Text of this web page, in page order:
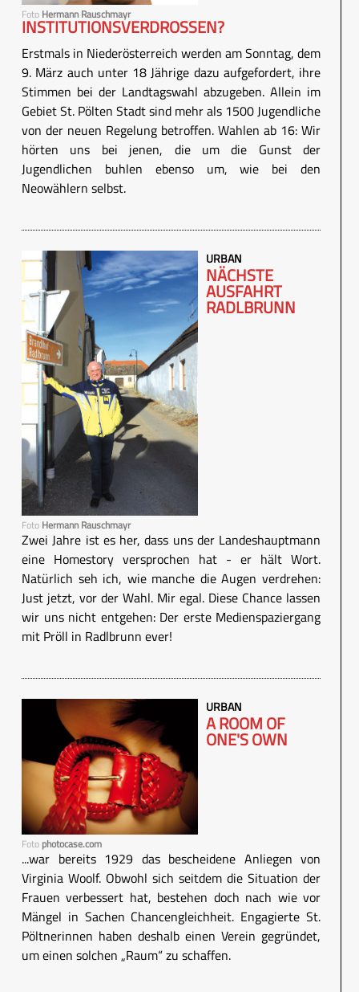
Foto Hermann Rauschmayr
INSTITUTIONSVERDROSSEN?
Erstmals in Niederösterreich werden am Sonntag, dem
9. März auch unter 18 Jährige dazu aufgefordert, ihre
Stimmen bei der Landtagswahl abzugeben. Allein im
Gebiet St. Pölten Stadt sind mehr als 1500 Jugendliche
von der neuen Regelung betroffen. Wahlen ab 16: Wir
hörten uns bei jenen, die um die Gunst der
Jugendlichen buhlen ebenso um, wie bei den
Neowählern selbst.
Foto Hermann Rauschmayr
URBAN
NÄCHSTE
AUSFAHRT
RADLBRUNN
Zwei Jahre ist es her, dass uns der Landeshauptmann
eine Homestory versprochen hat - er hält Wort.
Natürlich seh ich, wie manche die Augen verdrehen:
Just jetzt, vor der Wahl. Mir egal. Diese Chance lassen
wir uns nicht entgehen: Der erste Medienspaziergang
mit Pröll in Radlbrunn ever!
Foto photocase.com
URBAN
A ROOM OF
ONE'S OWN
...war bereits 1929 das bescheidene Anliegen von
Virginia Woolf. Obwohl sich seitdem die Situation der
Frauen verbessert hat, bestehen doch nach wie vor
Mängel in Sachen Chancengleichheit. Engagierte St.
Pöltnerinnen haben deshalb einen Verein gegründet,
um einen solchen „Raum“ zu schaffen.